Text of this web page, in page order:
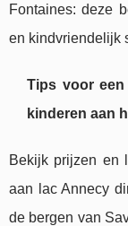
Fontaines: deze
en kindvriendelijk
Tips voor een
kinderen aan
Bekijk prijzen en
aan lac Annecy
de bergen van